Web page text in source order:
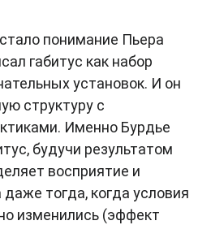
понимание Пьера
габитус как набор
установок. И он
структуру с
Именно Бурдье
будучи результатом
восприятие и
тогда, когда условия
изменились (эффект